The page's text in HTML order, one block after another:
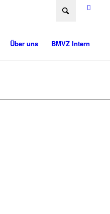
Über uns BMVZ Intern